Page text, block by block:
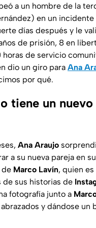
a un hombre de la
en un
días después y le
de prisión, 8 en
horas de servicio
dio un giro para Ana
por qué.
tiene un nuevo
Ana Araujo
a su nueva pareja en
de Marco Lavín, quien
sus historias de
fotografía junto a
y dándose un